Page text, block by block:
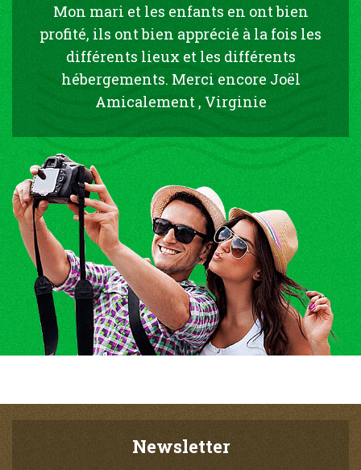
Mon mari et les enfants en ont bien
profité, ils ont bien apprécié à la fois les
différents lieux et les différents
hébergements. Merci encore Joël
Amicalement , Virginie
Newsletter